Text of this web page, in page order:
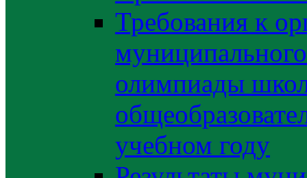
Требования к
олимпиады
учебном году